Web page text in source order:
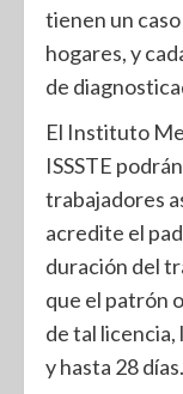
tienen un
hogares, y
de
El Instituto
ISSSTE
trabajadores
acredite el
duración del
que el patrón
de tal licencia,
y hasta 28 días.